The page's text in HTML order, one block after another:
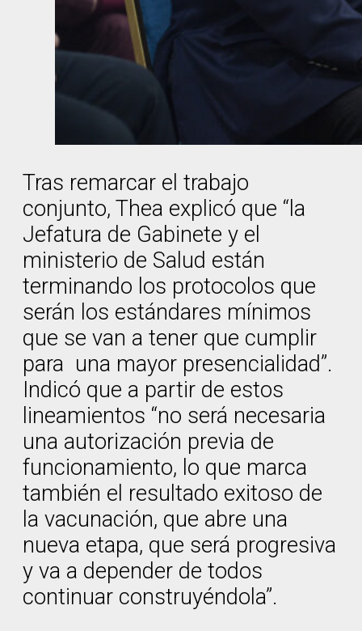
Tras remarcar el trabajo
conjunto, Thea explicó que “la
Jefatura de Gabinete y el
ministerio de Salud están
terminando los protocolos que
serán los estándares mínimos
que se van a tener que cumplir
para una mayor presencialidad”.
Indicó que a partir de estos
lineamientos “no será necesaria
una autorización previa de
funcionamiento, lo que marca
también el resultado exitoso de
la vacunación, que abre una
nueva etapa, que será progresiva
y va a depender de todos
continuar construyéndola”.